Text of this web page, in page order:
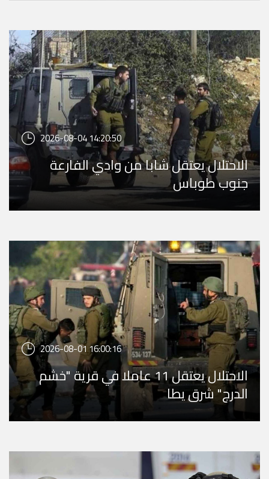
2026-08-04 14:20:50
الاحتلال يعتقل شابا من وادي الفارعة
جنوب طوباس
2026-08-01 16:00:16
الاحتلال يعتقل 11 عاملا في قرية "خشم
الدرج" شرق يطا